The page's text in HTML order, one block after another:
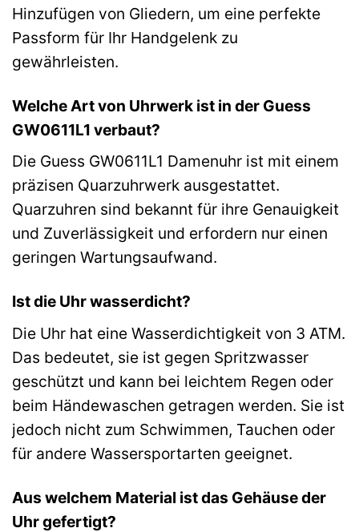
Hinzufügen von Gliedern, um eine perfekte
Passform für Ihr Handgelenk zu
gewährleisten.
Welche Art von Uhrwerk ist in der Guess
GW0611L1 verbaut?
Die Guess GW0611L1 Damenuhr ist mit einem
präzisen Quarzuhrwerk ausgestattet.
Quarzuhren sind bekannt für ihre Genauigkeit
und Zuverlässigkeit und erfordern nur einen
geringen Wartungsaufwand.
Ist die Uhr wasserdicht?
Die Uhr hat eine Wasserdichtigkeit von 3 ATM.
Das bedeutet, sie ist gegen Spritzwasser
geschützt und kann bei leichtem Regen oder
beim Händewaschen getragen werden. Sie ist
jedoch nicht zum Schwimmen, Tauchen oder
für andere Wassersportarten geeignet.
Aus welchem Material ist das Gehäuse der
Uhr gefertigt?